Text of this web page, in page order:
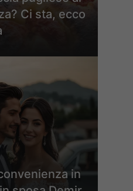
Ci sta, ecco
in